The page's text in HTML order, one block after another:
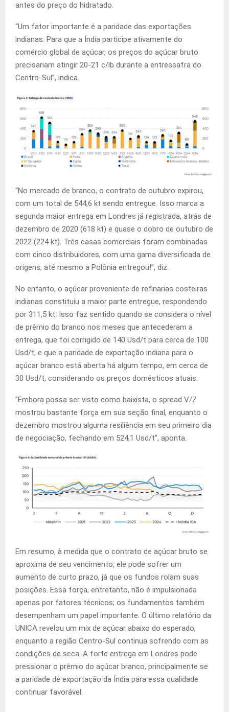
antes do preço do hidratado.
“Um fator importante é a paridade das exportações
indianas. Para que a Índia participe ativamente do
comércio global de açúcar, os preços do açúcar bruto
precisariam atingir 20-21 c/lb durante a entressafra do
Centro-Sul”, indica.
“No mercado de branco, o contrato de outubro expirou,
com um total de 544,6 kt sendo entregue. Isso marca a
segunda maior entrega em Londres já registrada, atrás de
dezembro de 2020 (618 kt) e quase o dobro de outubro de
2022 (224 kt). Três casas comerciais foram combinadas
com cinco distribuidores, com uma gama diversificada de
origens, até mesmo a Polônia entregou!”, diz.
No entanto, o açúcar proveniente de refinarias costeiras
indianas constituiu a maior parte entregue, respondendo
por 311,5 kt. Isso faz sentido quando se considera o nível
de prêmio do branco nos meses que antecederam a
entrega, que foi corrigido de 140 Usd/t para cerca de 100
Usd/t, e que a paridade de exportação indiana para o
açúcar branco está aberta há algum tempo, em cerca de
30 Usd/t, considerando os preços domésticos atuais.
“Embora possa ser visto como baixista, o spread V/Z
mostrou bastante força em sua seção final, enquanto o
dezembro mostrou alguma resiliência em seu primeiro dia
de negociação, fechando em 524,1 Usd/t”, aponta.
Em resumo, à medida que o contrato de açúcar bruto se
aproxima de seu vencimento, ele pode sofrer um
aumento de curto prazo, já que os fundos rolam suas
posições. Essa força, entretanto, não é impulsionada
apenas por fatores técnicos; os fundamentos também
desempenham um papel importante. O último relatório da
UNICA revelou um mix de açúcar abaixo do esperado,
enquanto a região Centro-Sul continua sofrendo com as
condições de seca. A forte entrega em Londres pode
pressionar o prêmio do açúcar branco, principalmente se
a paridade de exportação da Índia para essa qualidade
continuar favorável.